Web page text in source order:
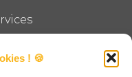
! 🍪